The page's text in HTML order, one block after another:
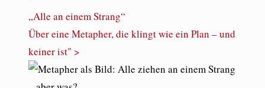
„Alle an einem Strang“
Über eine Metapher, die klingt wie ein Plan – und
keiner ist" >